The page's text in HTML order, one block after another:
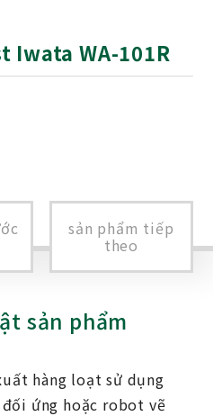
Iwata WA-101R
sản phẩm tiếp
theo
sản phẩm
hàng loạt sử dụng
ứng hoặc robot vẽ